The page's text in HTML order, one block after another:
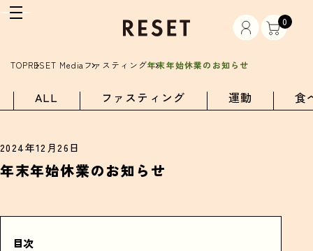
0
TOPRESET Media ファスティング年末年始休業のお知らせ
ALL ファスティング 運動 食
2024年12月26日
年末年始休業のお知らせ
目次